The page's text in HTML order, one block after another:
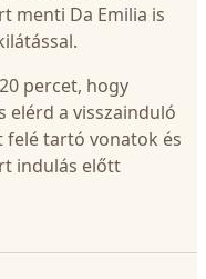
menti Da Emilia is
percet, hogy
elérd a visszainduló
felé tartó vonatok és
indulás előtt